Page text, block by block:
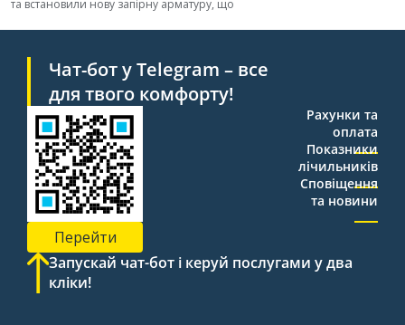
та встановили нову запірну арматуру, що
Чат-бот у Telegram – все
для твого комфорту!
Перейти
Рахунки та
оплата
Показники
лічильників
Сповіщення
та новини
Запускай чат-бот і керуй послугами у два
кліки!